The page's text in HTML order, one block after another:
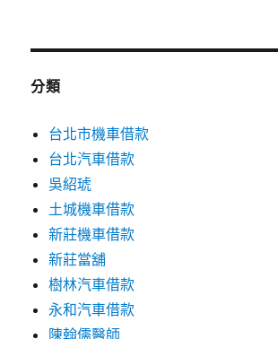
分類
台北市機車借款
台北汽車借款
吳紹琥
土城機車借款
新莊機車借款
新莊當舖
樹林汽車借款
永和汽車借款
陳翰儒醫師